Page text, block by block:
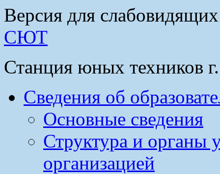
Версия для слабовидящих
СЮТ
Станция юных техников
Сведения об
Основные сведения
Структура и органы
организацией